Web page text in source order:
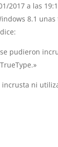
2017 a las
8.1
pudieron
incrusta ni